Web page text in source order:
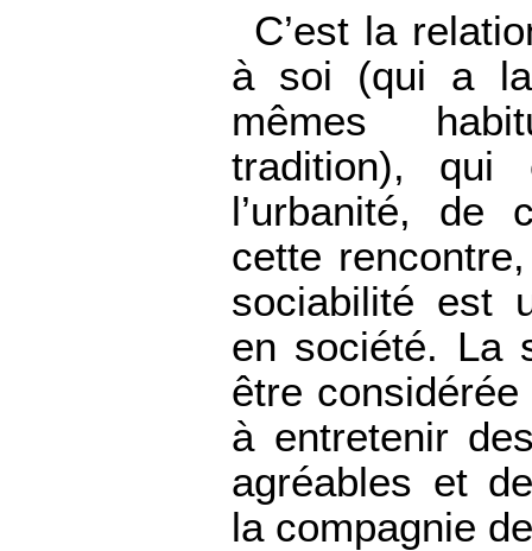
C’est la
à soi (qui a
mêmes
tradition), qui
l’urbanité,
cette
sociabilité est
en société. La
être
à entretenir
agréables et
la compagnie